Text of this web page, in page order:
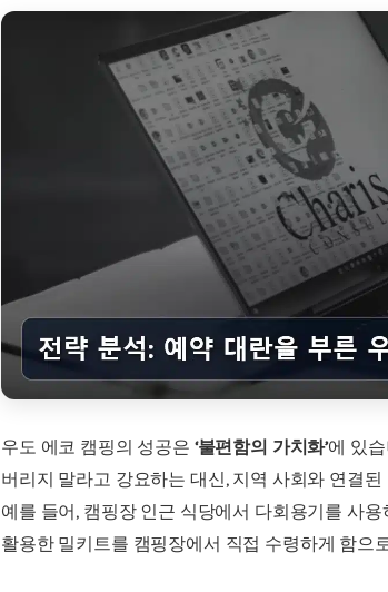
우도 에코 캠핑의 성공은 ‘불편함의 가치화’에 있
버리지 말라고 강요하는 대신, 지역 사회와 연결
예를 들어, 캠핑장 인근 식당에서 다회용기를 사
활용한 밀키트를 캠핑장에서 직접 수령하게 함으